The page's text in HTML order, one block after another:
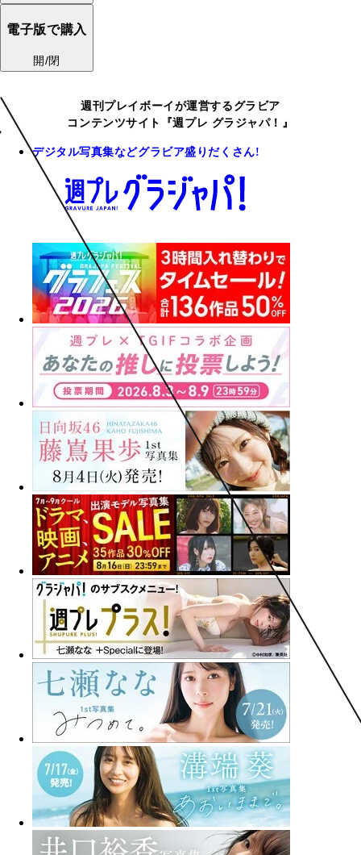
電子版で購入
開/閉
週刊プレイボーイが運営するグラビア
コンテンツサイト『週プレ グラジャパ！』
デジタル写真集などグラビア盛りだくさん!